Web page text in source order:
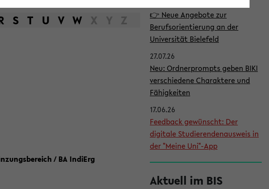
S T U V W X Y Z
/ BA IndiErg
👉 Neue Angebote zur
Berufsorientierung an der
Universität Bielefeld
27.07.26
Neu: Ordnerprompts geben BIKI
verschiedene Charaktere und
Fähigkeiten
17.06.26
Feedback gewünscht: Der
digitale Studierendenausweis in
der "Meine Uni"-App
Aktuell im BIS